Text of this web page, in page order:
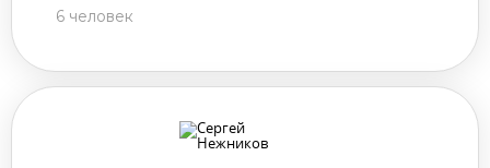
6 человек